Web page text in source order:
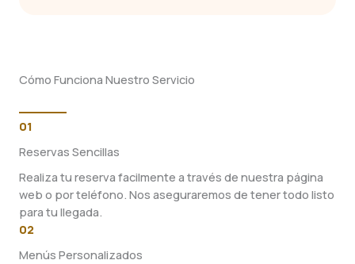
Cómo Funciona Nuestro Servicio
01
Reservas Sencillas
Realiza tu reserva facilmente a través de nuestra página
web o por teléfono. Nos aseguraremos de tener todo listo
para tu llegada.
02
Menús Personalizados